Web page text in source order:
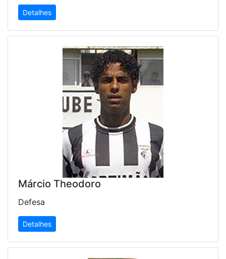
Detalhes
Márcio Theodoro
Defesa
Detalhes